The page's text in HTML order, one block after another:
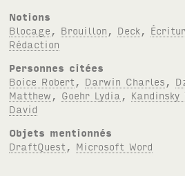
Notions
Blocage
Brouillon Deck
Rédaction
Personnes citées
Boice Robert
Darwin Charles
Matthew
Goehr Lydia
David
Objets mentionnés
DraftQuest
Microsoft Word